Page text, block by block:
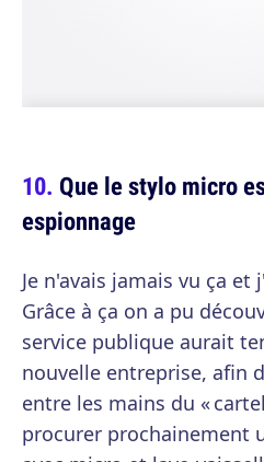
Que le stylo micro
espionnage
Je n'avais jamais vu ça et
Grâce à ça on a pu
service publique aurait
nouvelle entreprise, afin
entre les mains du «
procurer prochainement